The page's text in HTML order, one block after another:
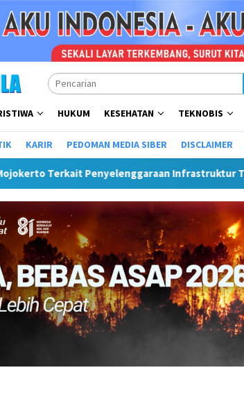
HUKUM KESEHATAN TEKNOBIS
KARIR PEDOMAN MEDIA SIBER DISCLAIMER
Infrastruktur Telkom Rumija Plt